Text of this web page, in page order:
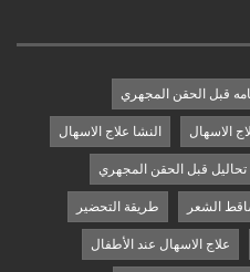
قبل الحقن المجهري
الاسهال النشا علاج الاسهال
تحاليل قبل الحقن المجهري
الشعر طريقة التحضير
علاج الاسهال عند الأطفال